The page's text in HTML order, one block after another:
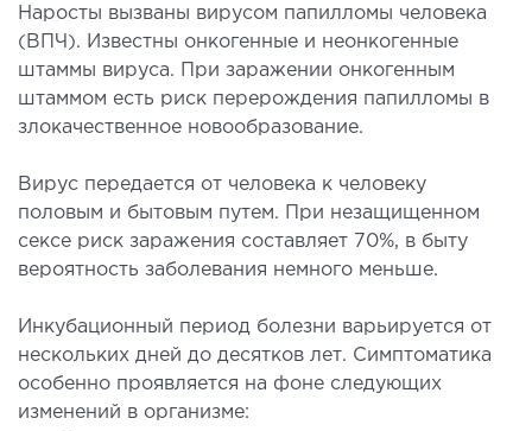
носа
ушей
И ЛОР-ХИРУРГИЯ
лечение полости носа и
пазух
лечение заболеваний и
гортани и глотки
хирургия лица
хирургия тела
урология
Наросты вызваны вирусом папилломы человека
(ВПЧ). Известны онкогенные и неонкогенные
штаммы вируса. При заражении онкогенным
штаммом есть риск перерождения папилломы в
злокачественное новообразование.
Вирус передается от человека к человеку
половым и бытовым путем. При незащищенном
сексе риск заражения составляет 70%, в быту
вероятность заболевания немного меньше.
Инкубационный период болезни варьируется от
нескольких дней до десятков лет. Симптоматика
особенно проявляется на фоне следующих
изменений в организме: